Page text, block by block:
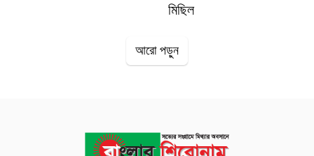
মিছিল
আরো পড়ুন